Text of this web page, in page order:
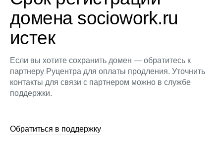
домена sociowork.ru
истек
Если вы хотите сохранить домен — обратитесь к
партнеру Руцентра для оплаты продления. Уточнить
контакты для связи с партнером можно в службе
поддержки.
Обратиться в поддержку